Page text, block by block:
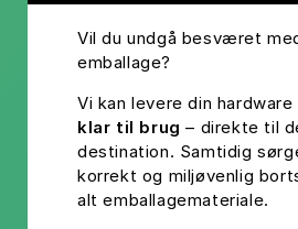
Vil du undgå besværet
emballage?
Vi kan levere din hardware
klar til brug – direkte til
destination. Samtidig
korrekt og miljøvenlig
alt emballagemateriale.